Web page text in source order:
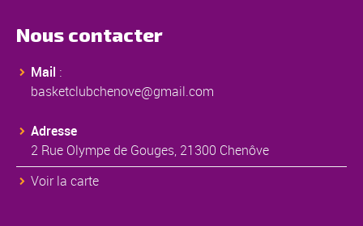
Nous contacter
Mail :
basketclubchenove@gmail.com
Adresse
2 Rue Olympe de Gouges, 21300 Chenôve
Voir la carte